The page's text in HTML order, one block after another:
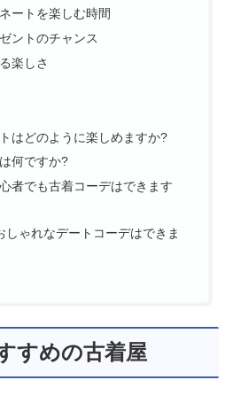
ートを楽しむ時間
ントのチャンス
楽しさ
はどのように楽しめますか?
何ですか?
者でも古着コーデはできます
しゃれなデートコーデはできま
すめの古着屋